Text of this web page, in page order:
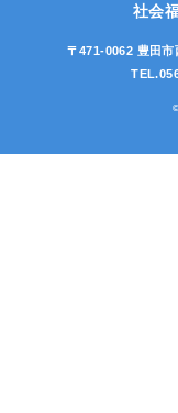
社会
〒471-0062 豊田市